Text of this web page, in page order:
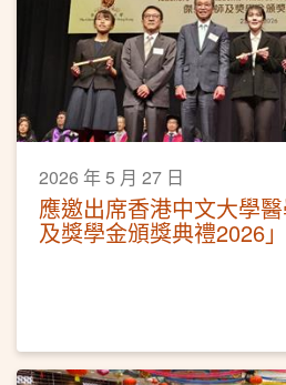
2026 年 5 月 27 日
應邀出席香港中文大學
及獎學金頒獎典禮2026」